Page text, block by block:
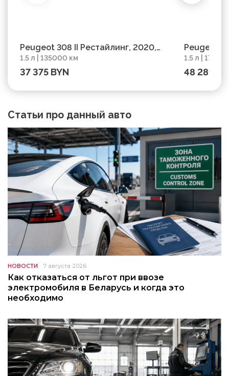
Peugeot 308 II Рестайлинг, 2020,
пробег 135000 км
1.5 л | 135000 км
37 375 BYN
Peugeot
км
1.5 л |
48 289
Статьи про данный авто
НОВОСТИ 7 августа 2026
Как отказаться от льгот при ввозе
электромобиля в Беларусь и когда это
необходимо